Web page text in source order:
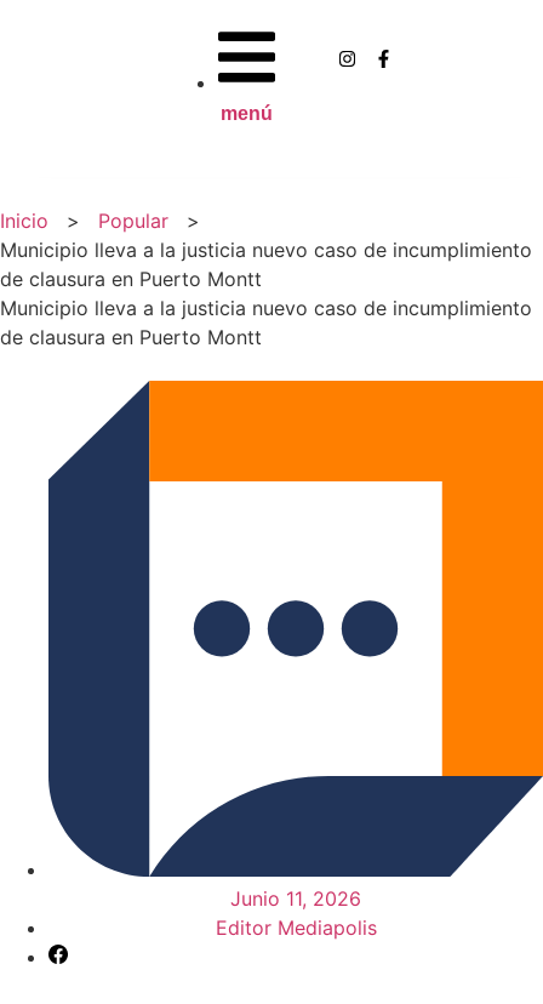
menú
Inicio > Popular
>
Municipio lleva a la justicia nuevo caso de incumplimiento
de clausura en Puerto Montt
Municipio lleva a la justicia nuevo caso de incumplimiento
de clausura en Puerto Montt
Junio 11, 2026
Editor Mediapolis